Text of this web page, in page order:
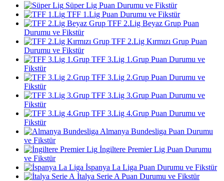
Süper Lig Puan Durumu ve Fikstür
TFF 1.Lig Puan Durumu ve Fikstür
TFF 2.Lig Beyaz Grup Puan
Durumu ve Fikstür
TFF 2.Lig Kırmızı Grup Puan
Durumu ve Fikstür
TFF 3.Lig 1.Grup Puan Durumu ve
Fikstür
TFF 3.Lig 2.Grup Puan Durumu ve
Fikstür
TFF 3.Lig 3.Grup Puan Durumu ve
Fikstür
TFF 3.Lig 4.Grup Puan Durumu ve
Fikstür
Almanya Bundesliga Puan Durumu
ve Fikstür
İngiltere Premier Lig Puan Durumu
ve Fikstür
İspanya La Liga Puan Durumu ve Fikstür
İtalya Serie A Puan Durumu ve Fikstür